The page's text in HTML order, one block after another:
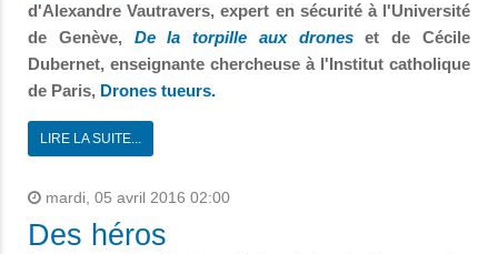
d'Alexandre Vautravers, expert en sécurité à l'Université
de Genève, De la torpille aux droneset de Cécile
Dubernet, enseignante chercheuse à l'Institut catholique
de Paris, Drones tueurs.
LIRE LA SUITE...
mardi, 05 avril 2016 02:00
Des héros